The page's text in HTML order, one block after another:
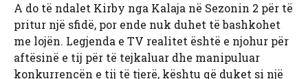
A do të ndalet Kirby nga Kalaja në Sezonin 2 për të
pritur një sfidë, por ende nuk duhet të bashkohet
me lojën. Legjenda e TV realitet është e njohur për
aftësinë e tij për të tejkaluar dhe manipuluar
konkurrencën e tij të tjerë, kështu që duket si një